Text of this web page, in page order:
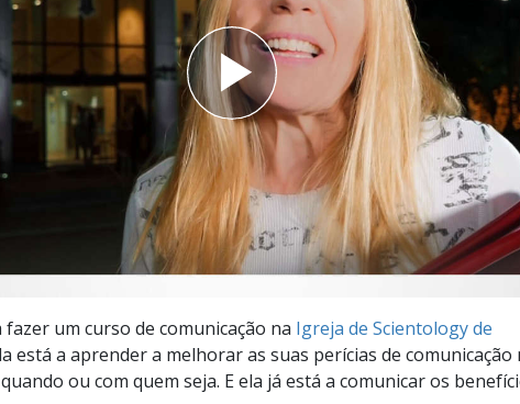
fazer um curso de comunicação na Igreja de Scientology de
está a aprender a melhorar as suas perícias de comunicação
ou com quem seja. E ela já está a comunicar os